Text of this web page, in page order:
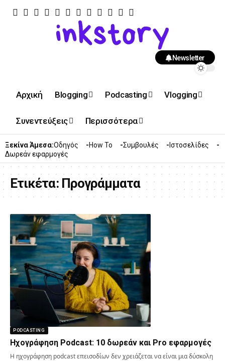
Newsletter
Αρχική Blogging Podcasting Vlogging
Συνεντεύξεις Περισσότερα
Ξεκίνα Άμεσα:Οδηγός How To Συμβουλές
Ιστοσελίδες
Δωρεάν εφαρμογές
Ετικέτα: Προγράμματα
PODCASTING
Ηχογράφηση Podcast: 10 δωρεάν και Pro εφαρμογές
Η ηχογράφηση podcast επεισοδίων δεν χρειάζεται να είναι μια δύσκολη